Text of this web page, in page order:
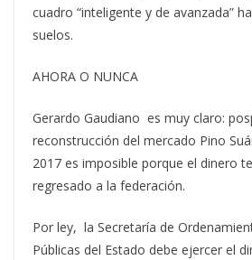
cuadro “inteligente y de avanzada”
suelos.
AHORA O NUNCA
Gerardo Gaudiano es muy claro:
reconstrucción del mercado Pino
2017 es imposible porque el dinero
regresado a la federación.
Por ley, la Secretaría de
Públicas del Estado debe ejercer el